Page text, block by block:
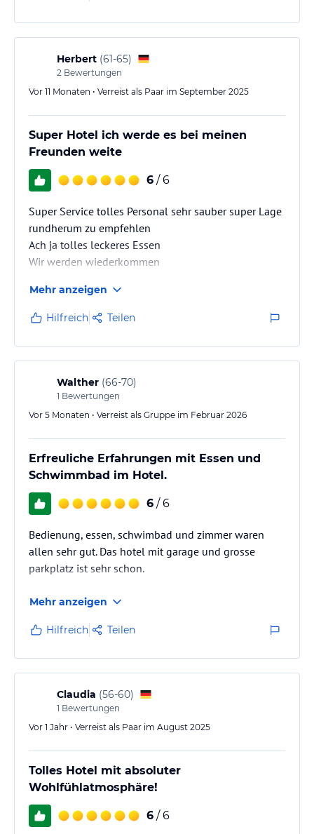
ohne Gewähr und ohne Prüfung durch HolidayCheck. Bitte
Herbert (61-65)
2 Bewertungen
Vor 11 Monaten • Verreist als Paar im September 2025
Super Hotel ich werde es bei meinen
Freunden weite
6 / 6
Super Service tolles Personal sehr sauber super Lage
rundherum zu empfehlen
Ach ja tolles leckeres Essen
Wir werden wiederkommen
Mehr anzeigen
Hilfreich Teilen
Walther (66-70)
1 Bewertungen
Vor 5 Monaten • Verreist als Gruppe im Februar 2026
Erfreuliche Erfahrungen mit Essen und
Schwimmbad im Hotel.
6 / 6
Bedienung, essen, schwimbad und zimmer waren
allen sehr gut. Das hotel mit garage und grosse
parkplatz ist sehr schon.
Mehr anzeigen
Hilfreich Teilen
Claudia (56-60)
1 Bewertungen
Vor 1 Jahr • Verreist als Paar im August 2025
Tolles Hotel mit absoluter
Wohlfühlatmosphäre!
6 / 6